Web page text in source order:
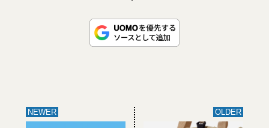
NEWER OLDER